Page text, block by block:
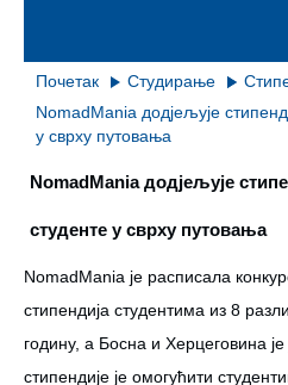
Почетак Студирање
NomadMania додјељује
у сврху путовања
NomadMania додјељује
студенте у сврху путовања
NomadMania је расписала
стипендија студентима из 8
годину, а Босна и Херцеговина
стипендије је омогућити